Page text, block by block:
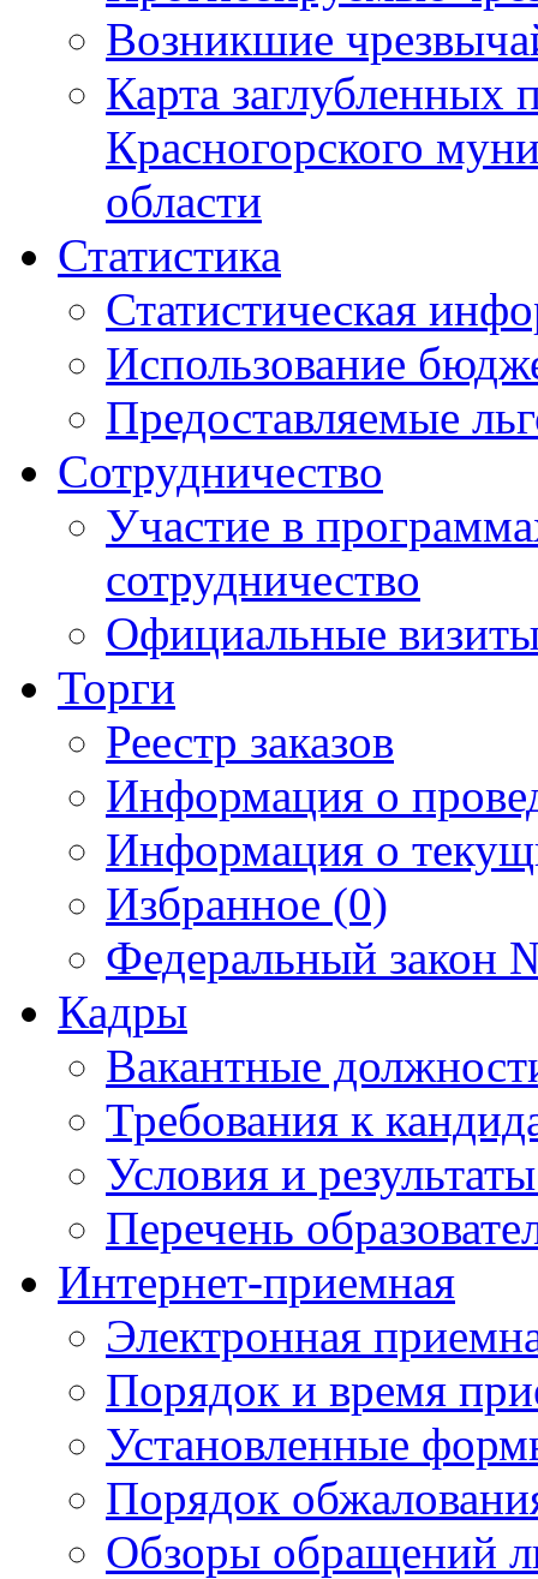
Возникшие
Карта
Красногорского
области
Статистика
Статистическая
Использование
Предоставляемые
Сотрудничество
Участие в
сотрудничество
Официальные
Торги
Реестр заказов
Информация о
Информация о
Избранное (0)
Федеральный закон
Кадры
Вакантные
Требования к
Условия и
Перечень
Интернет-приемная
Электронная
Порядок и время
Установленные
Порядок
Обзоры обращений